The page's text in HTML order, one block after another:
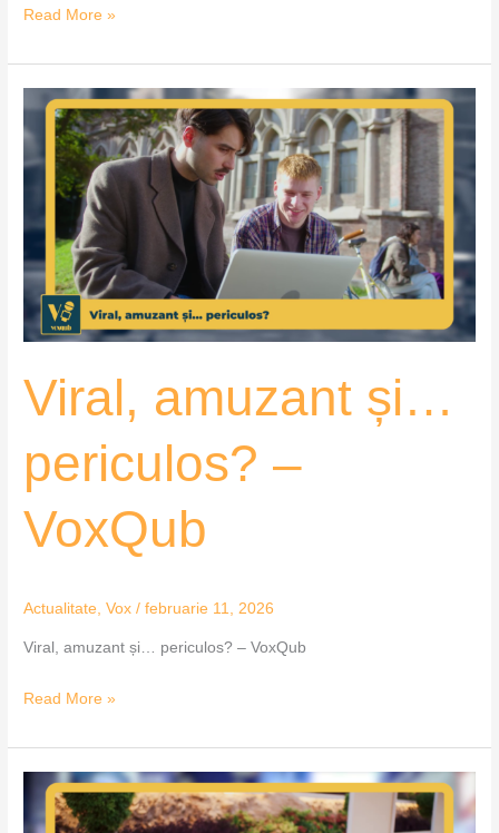
Read More »
Viral, amuzant și…
periculos? –
VoxQub
Actualitate ,Vox /februarie 11, 2026
Viral, amuzant și… periculos? – VoxQub
Viral,
amuzant
și…
periculos?
VoxQub
Read More »
Puncte